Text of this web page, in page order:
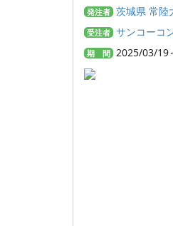
発注者 茨城県 常陸
受注者 サンコーコ
期 間 2025/03/19